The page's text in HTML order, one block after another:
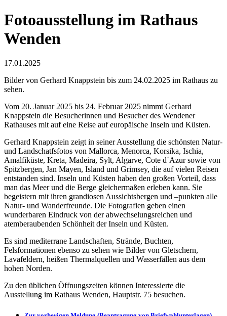
Fotoausstellung im Rathaus
Wenden
17.01.2025
Bilder von Gerhard Knappstein bis zum 24.02.2025 im Rathaus zu
sehen.
Vom 20. Januar 2025 bis 24. Februar 2025 nimmt Gerhard
Knappstein die Besucherinnen und Besucher des Wendener
Rathauses mit auf eine Reise auf europäische Inseln und Küsten.
Gerhard Knappstein zeigt in seiner Ausstellung die schönsten Natur-
und Landschatfsfotos von Mallorca, Menorca, Korsika, Ischia,
Amalfiküste, Kreta, Madeira, Sylt, Algarve, Cote d´Azur sowie von
Spitzbergen, Jan Mayen, Island und Grimsey, die auf vielen Reisen
entstanden sind. Inseln und Küsten haben den großen Vorteil, dass
man das Meer und die Berge gleichermaßen erleben kann. Sie
begeistern mit ihren grandiosen Aussichtsbergen und –punkten alle
Natur- und Wanderfreunde. Die Fotografien geben einen
wunderbaren Eindruck von der abwechselungsreichen und
atemberaubenden Schönheit der Inseln und Küsten.
Es sind mediterrane Landschaften, Strände, Buchten,
Felsformationen ebenso zu sehen wie Bilder von Gletschern,
Lavafeldern, heißen Thermalquellen und Wasserfällen aus dem
hohen Norden.
Zu den üblichen Öffnungszeiten können Interessierte die
Ausstellung im Rathaus Wenden, Hauptstr. 75 besuchen.